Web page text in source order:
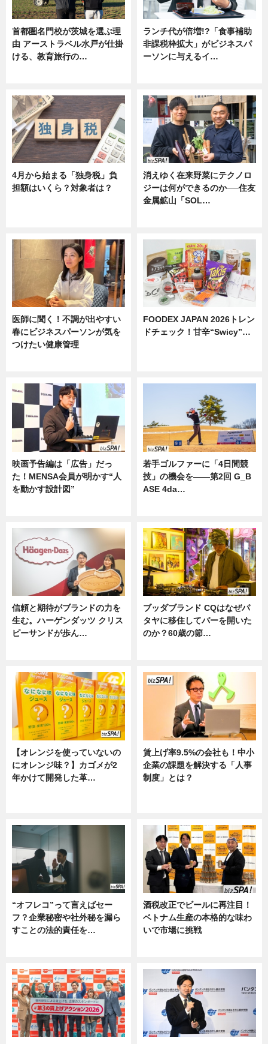
首都圏名門校が茨城を選ぶ理
由 アーストラベル水戸が仕掛
ける、教育旅行の…
ランチ代が倍増!?「食事補助
非課税枠拡大」がビジネスパ
ーソンに与えるイ…
4月から始まる「独身税」負
担額はいくら？対象者は？
消えゆく在来野菜にテクノロ
ジーは何ができるのか──住友
金属鉱山「SOL…
医師に聞く！不調が出やすい
春にビジネスパーソンが気を
つけたい健康管理
FOODEX JAPAN 2026トレン
ドチェック！甘辛“Swicy”…
映画予告編は「広告」だっ
た！MENSA会員が明かす“人
を動かす設計図”
若手ゴルファーに「4日間競
技」の機会を——第2回 G_B
ASE 4da…
信頼と期待がブランドの力を
生む。ハーゲンダッツ クリス
ピーサンドが歩ん…
ブッダブランド CQはなぜパ
タヤに移住してバーを開いた
のか？60歳の節…
【オレンジを使っていないの
にオレンジ味？】カゴメが2
年かけて開発した革…
賃上げ率9.5%の会社も！中小
企業の課題を解決する「人事
制度」とは？
“オフレコ”って言えばセー
フ？企業秘密や社外秘を漏ら
すことの法的責任を…
酒税改正でビールに再注目！
ベトナム生産の本格的な味わ
いで市場に挑戦